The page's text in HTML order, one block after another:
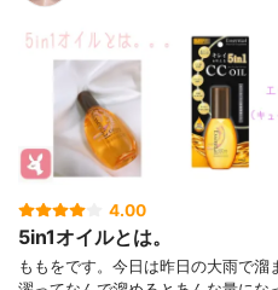
4.00
5in1オイルとは。
ももをです。今日は昨日の大雨で